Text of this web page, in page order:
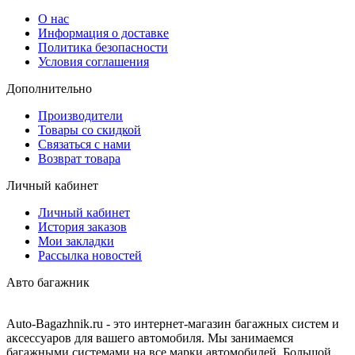
О нас
Информация о доставке
Политика безопасности
Условия соглашения
Дополнительно
Производители
Товары со скидкой
Связаться с нами
Возврат товара
Личный кабинет
Личный кабинет
История заказов
Мои закладки
Рассылка новостей
Авто багажник
Auto-Bagazhnik.ru - это интернет-магазин багажных систем и
аксессуаров для вашего автомобиля. Мы занимаемся
багажными системами на все марки автомобилей. Большой